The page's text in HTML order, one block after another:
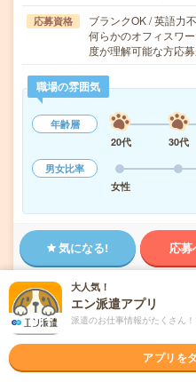
応募資格
ブランクOK / 英語力
何らかのオフィスワ
度が理解可能な方応
職場の雰囲気
年齢層
20代
30代
男女比率
女性
気になる! 応
未読 掲載日
請求書処理など＊大
大人気！
エン派遣アプリ
派遣のお仕事情報がたくさん
アプリを